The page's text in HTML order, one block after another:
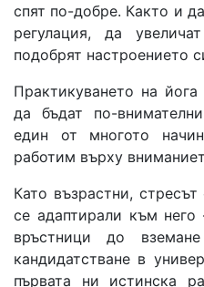
спят по-добре. Както и
регулация, да
подобрят настроението
Практикуването на
да бъдат по-
един от многото
работим върху
Като възрастни,
се адаптирали към
връстници до
кандидатстване в
първата ни истинска